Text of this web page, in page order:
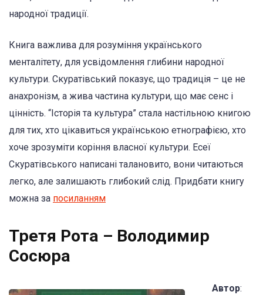
народної традиції.
Книга важлива для розуміння українського
менталітету, для усвідомлення глибини народної
культури. Скуратівський показує, що традиція – це не
анахронізм, а жива частина культури, що має сенс і
цінність. “Історія та культура” стала настільною книгою
для тих, хто цікавиться українською етнографією, хто
хоче зрозуміти коріння власної культури. Есеї
Скуратівського написані талановито, вони читаються
легко, але залишають глибокий слід. Придбати книгу
можна за посиланням
Третя Рота – Володимир
Сосюра
Автор: